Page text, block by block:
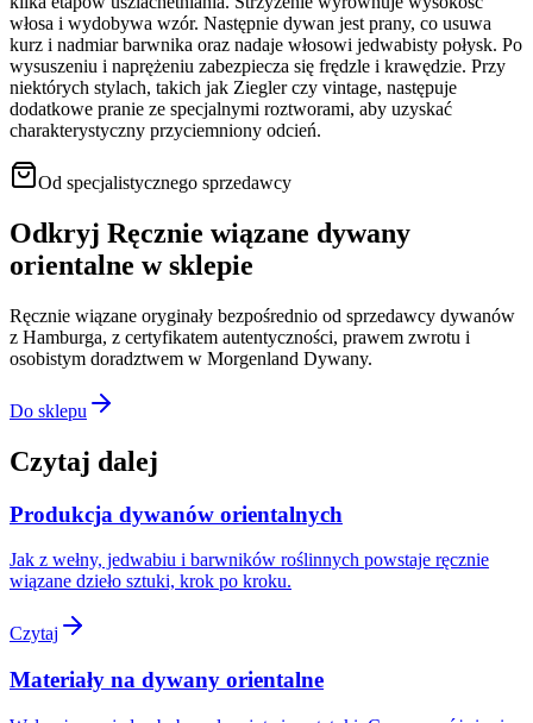
włosa i wydobywa wzór. Następnie dywan jest prany, co usuwa
kurz i nadmiar barwnika oraz nadaje włosowi jedwabisty połysk. Po
wysuszeniu i naprężeniu zabezpiecza się frędzle i krawędzie. Przy
niektórych stylach, takich jak Ziegler czy vintage, następuje
dodatkowe pranie ze specjalnymi roztworami, aby uzyskać
charakterystyczny przyciemniony odcień.
Od specjalistycznego sprzedawcy
Odkryj Ręcznie wiązane dywany
orientalne w sklepie
Ręcznie wiązane oryginały bezpośrednio od sprzedawcy dywanów
z Hamburga, z certyfikatem autentyczności, prawem zwrotu i
osobistym doradztwem w Morgenland Dywany.
Do sklepu
Czytaj dalej
Produkcja dywanów orientalnych
Jak z wełny, jedwabiu i barwników roślinnych powstaje ręcznie
wiązane dzieło sztuki, krok po kroku.
Czytaj
Materiały na dywany orientalne